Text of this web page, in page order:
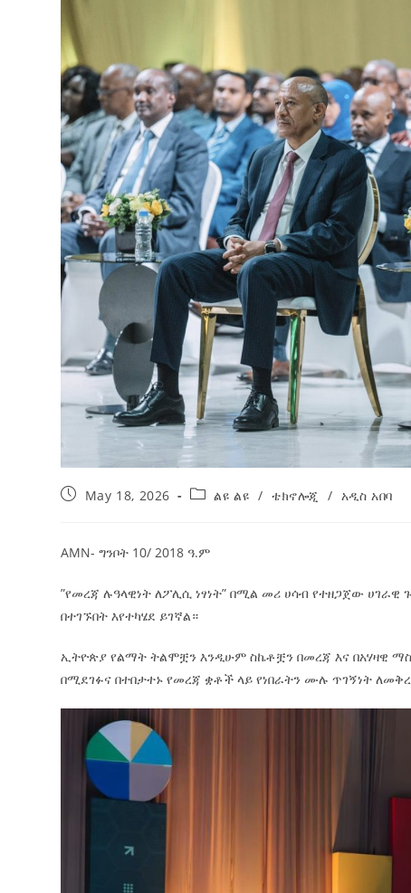
ተጨባጭ የልማት ስኬቶች ለመቀየር እየሰራ ነው
August 7, 2026
2ኛው የአዲስ ሚዲያ ኔትዎርክ አመራሮች እና
ሠራተኞች ስፖርት ፌስቲቫል በቴሌቪዥን
አሸናፊነት ተጠናቀቀ
August 1, 2026
May 18, 2026 ልዩ ልዩ / ቴክኖሎጂ / አዲስ አበባ
AMN- ግንቦት 10/ 2018 ዓ.ም
”የመረጃ ሉዓላዊነት ለፖሊሲ ነፃነት” በሚል መሪ ሀሳብ የተዘጋጀው
በተገኙበት እየተካሄደ ይገኛል።
‎ኢትዮጵያ የልማት ትልሞቿን እንዲሁም ስኬቶቿን በመረጃ እና በአሃዛዊ
በሚደገፉና በተበታተኑ የመረጃ ቋቶች ላይ የነበራትን ሙሉ ጥገኝነት